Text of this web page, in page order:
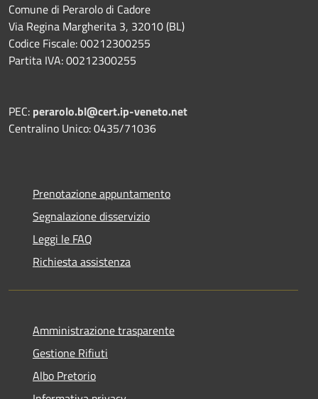
Comune di Perarolo di Cadore
Via Regina Margherita 3, 32010 (BL)
Codice Fiscale: 00212300255
Partita IVA: 00212300255
PEC: perarolo.bl@cert.ip-veneto.net
Centralino Unico: 0435/71036
Prenotazione appuntamento
Segnalazione disservizio
Leggi le FAQ
Richiesta assistenza
Amministrazione trasparente
Gestione Rifiuti
Albo Pretorio